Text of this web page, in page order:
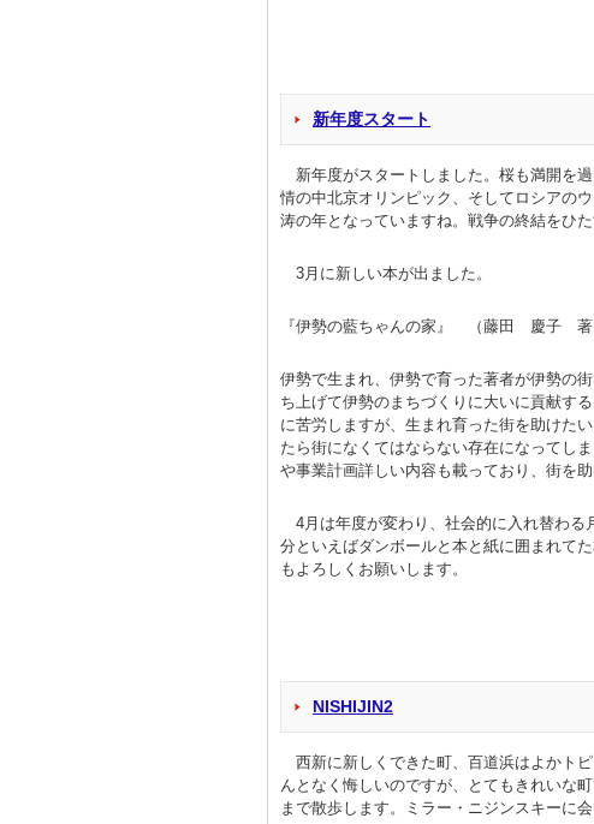
新年度スタート
新年度がスタートしました。桜も満開を
情の中北京オリンピック、そしてロシアの
涛の年となっていますね。戦争の終結をひた
3月に新しい本が出ました。
『伊勢の藍ちゃんの家』 （藤田 慶子 著
伊勢で生まれ、伊勢で育った著者が伊勢の
ち上げて伊勢のまちづくりに大いに貢献す
に苦労しますが、生まれ育った街を助けた
たら街になくてはならない存在になってし
や事業計画詳しい内容も載っており、街を
4月は年度が変わり、社会的に入れ替わる
分といえばダンボールと本と紙に囲まれて
もよろしくお願いしま
古
NISHIJIN2
西新に新しくできた町、百道浜はよかト
んとなく悔しいのですが、とてもきれいな
まで散歩します。ミラー・ニジンスキーに会